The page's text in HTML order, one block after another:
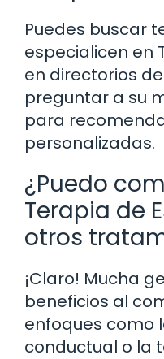
Puedes buscar
especialicen en
en directorios
preguntar a su
para
personalizadas.
¿Puedo
Terapia de
otros
¡Claro! Mucha
beneficios al
enfoques como
conductual o la